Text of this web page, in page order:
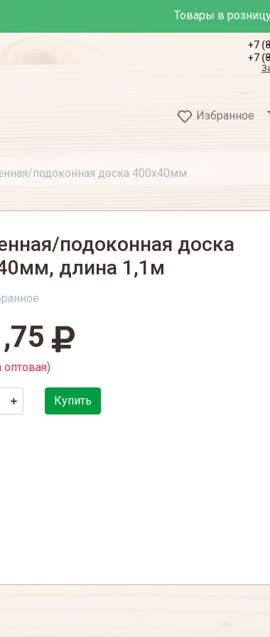
Товары в
+7
+7
Избранное
подоконная доска 400х40мм
подоконная доска
длина 1,1м
оптовая)
Купить